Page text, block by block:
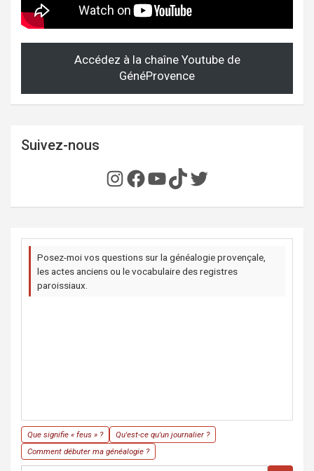
Accédez à la chaîne Youtube de
GénéProvence
Suivez-nous
Instagram
Facebook
YouTube
TikTok
Twitter
Posez-moi vos questions sur la généalogie provençale,
les actes anciens ou le vocabulaire des registres
paroissiaux.
Que signifie « feus » ?
Qu'est-ce qu'un journalier ?
Comment débuter ma généalogie ?